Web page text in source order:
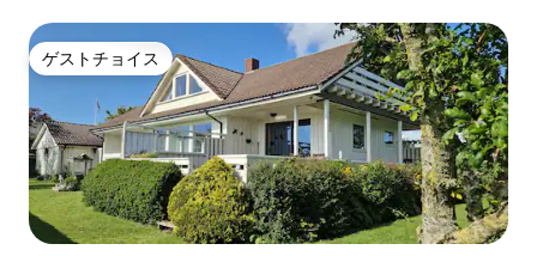
ゲストチョイス
ゲストチョイス